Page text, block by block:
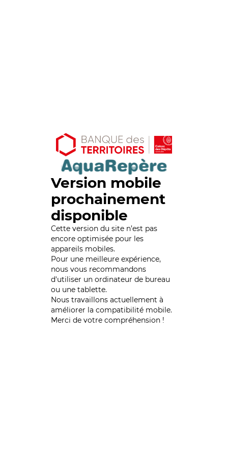
Version mobile
prochainement
disponible
Cette version du site n’est pas
encore optimisée pour les
appareils mobiles.
Pour une meilleure expérience,
nous vous recommandons
d'utiliser un ordinateur de bureau
ou une tablette.
Nous travaillons actuellement à
améliorer la compatibilité mobile.
Merci de votre compréhension !